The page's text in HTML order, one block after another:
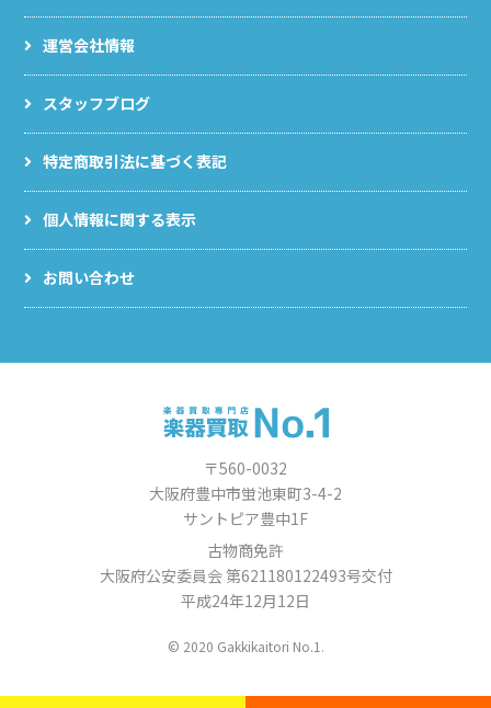
運営会社情報
スタッフブログ
特定商取引法に基づく表記
個人情報に関する表示
お問い合わせ
〒560-0032
大阪府豊中市蛍池東町3-4-2
サントピア豊中1F
古物商免許
大阪府公安委員会 第621180122493号交付
平成24年12月12日
© 2020 Gakkikaitori No.1.